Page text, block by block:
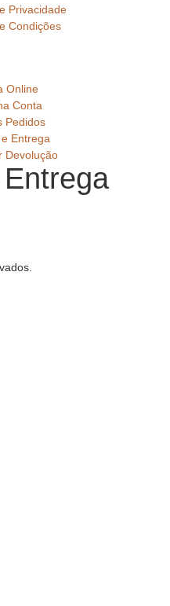
Privacidade
Condições
Online
Conta
Pedidos
Entrega
Devolução